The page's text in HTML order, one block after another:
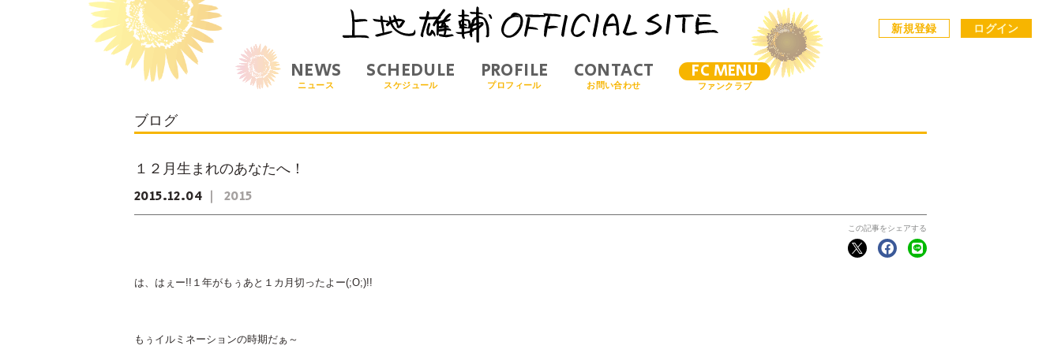
新規登録 ログイン
ニュース
NEWS
スケジュール
SCHEDULE
プロフィール
PROFILE
お問い合わせ
CONTACT FC MENU
ファンクラブ
ブログ
１２月生まれのあなたへ！
2015 12 04 2015
は、はぇー!!１年がもぅあと１カ月切ったよー(;O;)!!
もぅイルミネーションの時期だぁ～